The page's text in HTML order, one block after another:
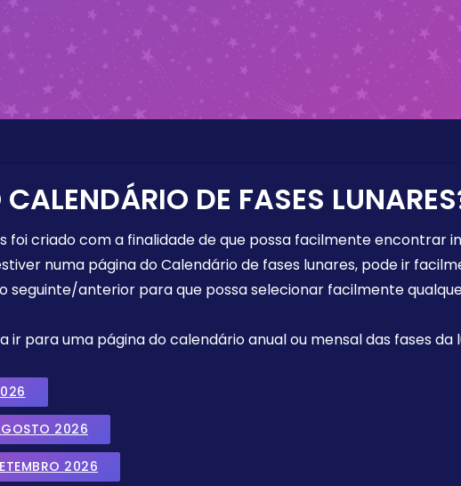
DE FASES
foi criado com a finalidade de que possa facilmente encontrar
numa página do Calendário de fases lunares, pode ir
anterior para que possa selecionar facilmente
ir para uma página do calendário anual ou mensal das fases da
2026
2026